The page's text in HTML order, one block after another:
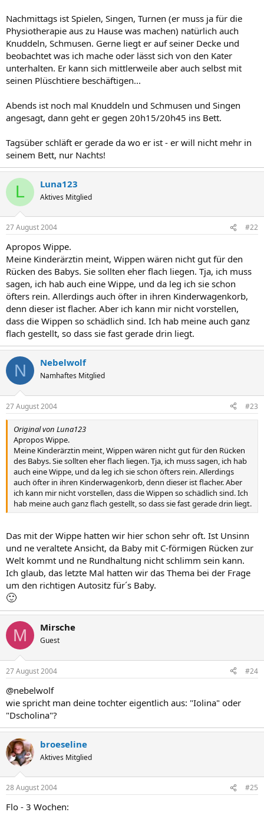
Nachmittags ist Spielen, Singen, Turnen (er muss ja für die
Physiotherapie aus zu Hause was machen) natürlich auch
Knuddeln, Schmusen. Gerne liegt er auf seiner Decke und
beobachtet was ich mache oder lässt sich von den Kater
unterhalten. Er kann sich mittlerweile aber auch selbst mit
seinen Plüschtiere beschäftigen...
Abends ist noch mal Knuddeln und Schmusen und Singen
angesagt, dann geht er gegen 20h15/20h45 ins Bett.
Tagsüber schläft er gerade da wo er ist - er will nicht mehr in
seinem Bett, nur Nachts!
L Luna123
Aktives Mitglied
27 August 2004 #22
Apropos Wippe.
Meine Kinderärztin meint, Wippen wären nicht gut für den
Rücken des Babys. Sie sollten eher flach liegen. Tja, ich muss
sagen, ich hab auch eine Wippe, und da leg ich sie schon
öfters rein. Allerdings auch öfter in ihren Kinderwagenkorb,
denn dieser ist flacher. Aber ich kann mir nicht vorstellen,
dass die Wippen so schädlich sind. Ich hab meine auch ganz
flach gestellt, so dass sie fast gerade drin liegt.
N Nebelwolf
Namhaftes Mitglied
27 August 2004 #23
Original von Luna123
Apropos Wippe.
Meine Kinderärztin meint, Wippen wären nicht gut für den Rücken
des Babys. Sie sollten eher flach liegen. Tja, ich muss sagen, ich hab
auch eine Wippe, und da leg ich sie schon öfters rein. Allerdings
auch öfter in ihren Kinderwagenkorb, denn dieser ist flacher. Aber
ich kann mir nicht vorstellen, dass die Wippen so schädlich sind. Ich
hab meine auch ganz flach gestellt, so dass sie fast gerade drin liegt.
Das mit der Wippe hatten wir hier schon sehr oft. Ist Unsinn
und ne veraltete Ansicht, da Baby mit C-förmigen Rücken zur
Welt kommt und ne Rundhaltung nicht schlimm sein kann.
Ich glaub, das letzte Mal hatten wir das Thema bei der Frage
um den richtigen Autositz für´s Baby.
🙂
M Mirsche
Guest
27 August 2004 #24
@nebelwolf
wie spricht man deine tochter eigentlich aus: "Iolina" oder
"Dscholina"?
broeseline
Aktives Mitglied
28 August 2004 #25
Flo - 3 Wochen: